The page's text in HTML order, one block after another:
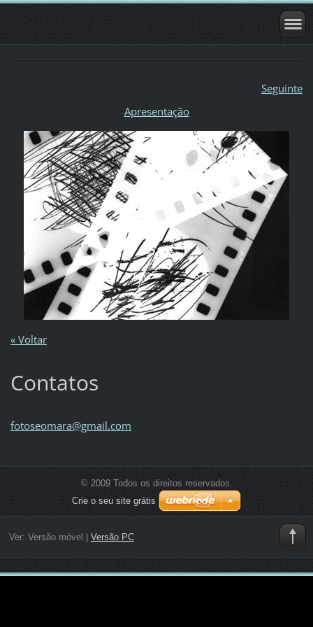
Seguinte
Apresentação
« Voltar
Contatos
fotoseomara@gmail.com
© 2009 Todos os direitos reservados.
Crie o seu site grátis
Ver: Versão móvel Versão PC